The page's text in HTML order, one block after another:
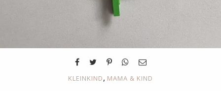
KLEINKIND, MAMA & KIND